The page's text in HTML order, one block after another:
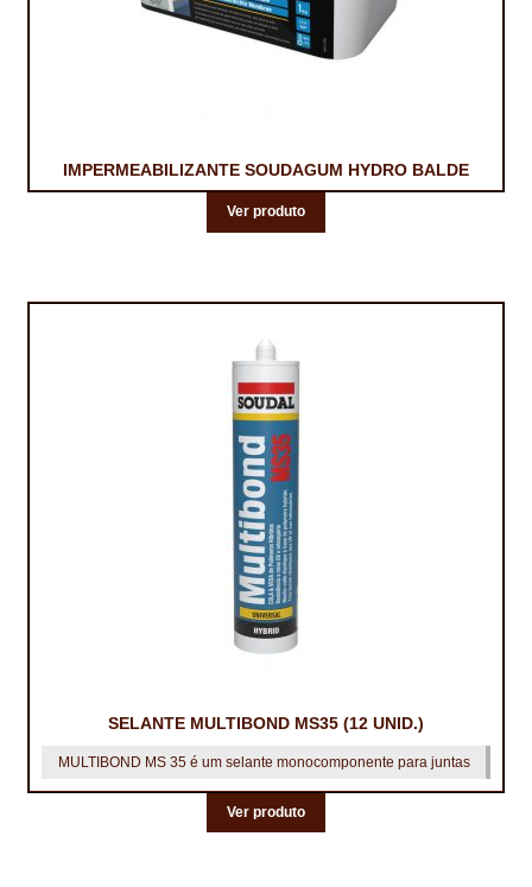
IMPERMEABILIZANTE SOUDAGUM HYDRO BALDE
Ver produto
SELANTE MULTIBOND MS35 (12 UNID.)
MULTIBOND MS 35 é um selante monocomponente para juntas
Ver produto